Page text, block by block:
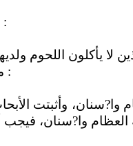
– مصدر غنى بالبروتين :
– مصدر غنى بالفسفور :
وا?سنان، وأثبتت